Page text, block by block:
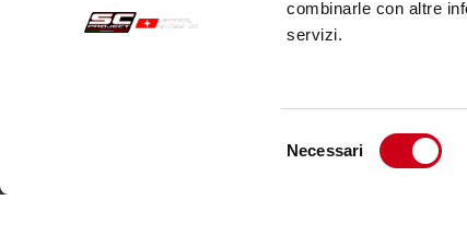
combinarle con altre
servizi.
Necessari